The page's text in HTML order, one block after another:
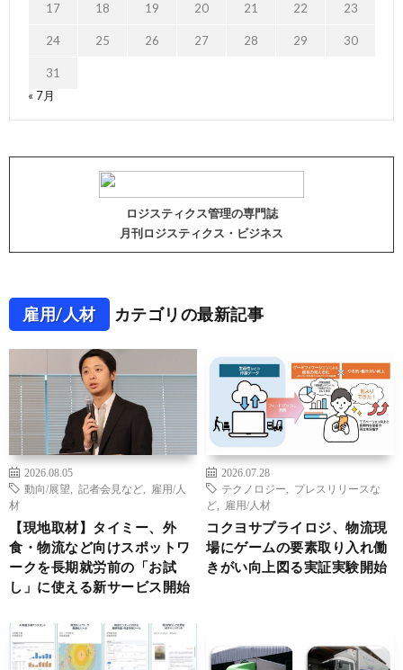
17 18 19 20 21 22 23
24 25 26 27 28 29 30
31
« 7月
ロジスティクス管理の専門誌
月刊ロジスティクス・ビジネス
雇用/人材 カテゴリの最新記事
2026.08.05
動向/展望
記者会見など
雇用/人
材
【現地取材】タイミー、外
食・物流など向けスポットワ
ークを長期就労前の「お試
し」に使える新サービス開始
2026.07.28
テクノロジー
プレスリリースな
ど
雇用/人材
コクヨサプライロジ、物流現
場にゲームの要素取り入れ働
きがい向上図る実証実験開始